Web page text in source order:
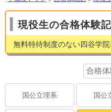
現役生の合格体験記
無料特待制度のない四谷学
国公立理系 国公